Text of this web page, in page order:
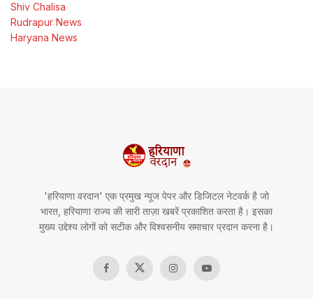
Shiv Chalisa
Rudrapur News
Haryana News
'हरियाणा वरदान' एक प्रमुख न्यूज पेपर और डिजिटल नेटवर्क है जो
भारत, हरियाणा राज्य की सारी ताज़ा खबरें प्रकाशित करता है। इसका
मुख्य उद्देश्य लोगों को सटीक और विश्वसनीय समाचार प्रदान करना है।